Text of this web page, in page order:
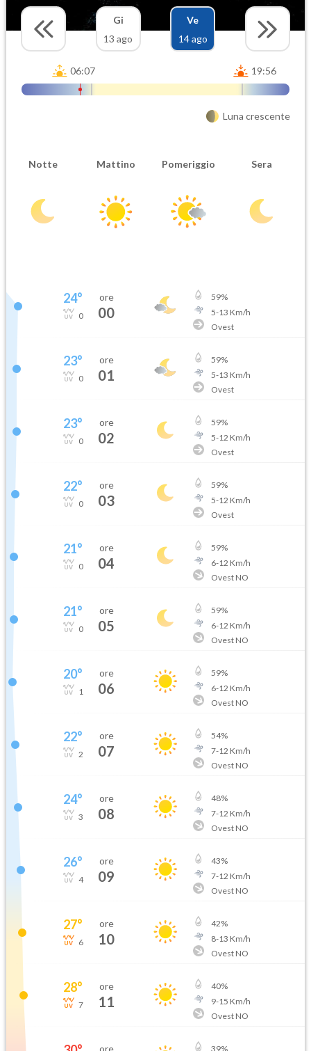
Gi
13 ago
Ve
14 ago
06:07 19:56
Luna crescente
Notte Mattino Pomeriggio Sera
24°
0
ore
00
59%
5-13 Km/h
Ovest
23°
0
ore
01
59%
5-13 Km/h
Ovest
23°
0
ore
02
59%
5-12 Km/h
Ovest
22°
0
ore
03
59%
5-12 Km/h
Ovest
21°
0
ore
04
59%
6-12 Km/h
Ovest NO
21°
0
ore
05
59%
6-12 Km/h
Ovest NO
20°
1
ore
06
59%
6-12 Km/h
Ovest NO
22°
2
ore
07
54%
7-12 Km/h
Ovest NO
24°
3
ore
08
48%
7-12 Km/h
Ovest NO
26°
4
ore
09
43%
7-12 Km/h
Ovest NO
27°
6
ore
10
42%
8-13 Km/h
Ovest NO
28°
7
ore
11
40%
9-15 Km/h
Ovest NO
ore 39%